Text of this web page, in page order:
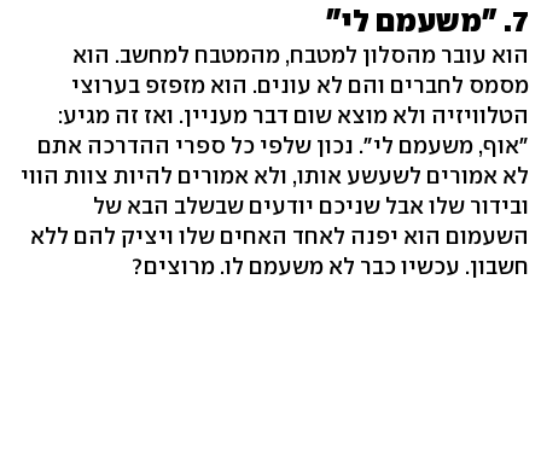
7. "משעמם לי"
הוא עובר מהסלון למטבח, מהמטבח למחשב. הוא
מסמס לחברים והם לא עונים. הוא מזפזפ בערוצי
הטלוויזיה ולא מוצא שום דבר מעניין. ואז זה מגיע:
"אוף, משעמם לי". נכון שלפי כל ספרי ההדרכה אתם
לא אמורים לשעשע אותו, ולא אמורים להיות צוות הווי
ובידור שלו אבל שניכם יודעים שבשלב הבא של
השעמום הוא יפנה לאחד האחים שלו ויציק להם ללא
חשבון. עכשיו כבר לא משעמם לו. מרוצים?